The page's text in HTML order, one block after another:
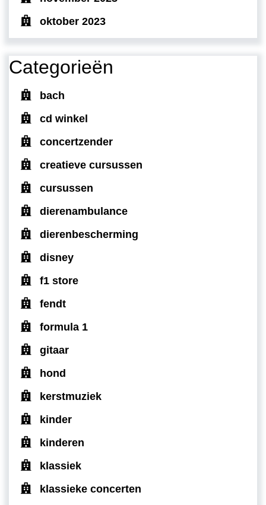
oktober 2023
Categorieën
bach
cd winkel
concertzender
creatieve cursussen
cursussen
dierenambulance
dierenbescherming
disney
f1 store
fendt
formula 1
gitaar
hond
kerstmuziek
kinder
kinderen
klassiek
klassieke concerten